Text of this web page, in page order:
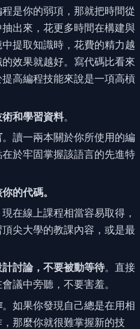
是你的弱項，那就把時間從
出來，花更多時間在構建與
提取知識時，花費的精力越
效果就越好。寫代碼比看來
高編程技能來說是一項高槓
和學習資料。
。讀一兩本關於你所使用的編
於牢固掌握該語言的先進特
的代碼。
現在線上課程相當容易取得，
尖大學的教課內容，或是最
討論，不要被動等待。直接
議中旁聽，不要害羞。
。如果你發現自己總是在用相
那麼你就很難掌握新的技